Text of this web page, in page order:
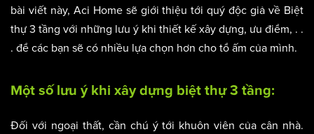
bài viết này, Aci Home sẽ giới thiệu tới quý độc giả về Biệt
thự 3 tầng với những lưu ý khi thiết kế xây dựng, ưu điểm, . .
. để các bạn sẽ có nhiều lựa chọn hơn cho tổ ấm của mình.
Một số lưu ý khi xây dựng biệt thự 3 tầng:
Đối với ngoại thất, cần chú ý tới khuôn viên của cân nhà.